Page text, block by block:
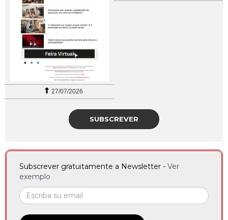
27/07/2026
SUBSCREVER
Subscrever gratuitamente a Newsletter - Ver
exemplo